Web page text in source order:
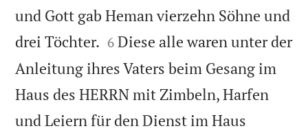
und Gott gab Heman vierzehn Söhne und
drei Töchter. 

6 Diese alle waren unter der
Anleitung ihres Vaters beim Gesang im
Haus des HERRN mit Zimbeln, Harfen
und Leiern für den Dienst im Haus